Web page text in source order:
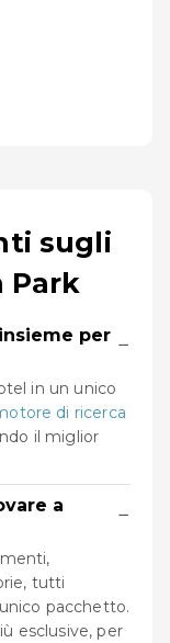
sugli
Park
per −
in un unico
di ricerca
il miglior
a
−
tutti
pacchetto.
esclusive, per